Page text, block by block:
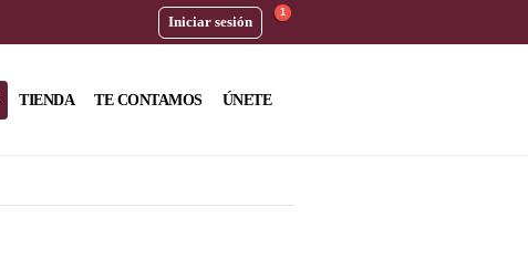
Iniciar sesión
1
TIENDA TE CONTAMOS ÚNETE